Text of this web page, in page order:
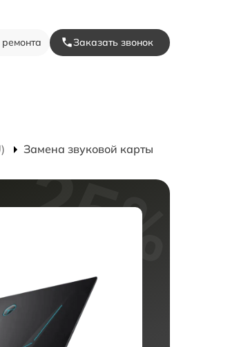
ремонта Заказать звонок
Замена звуковой карты